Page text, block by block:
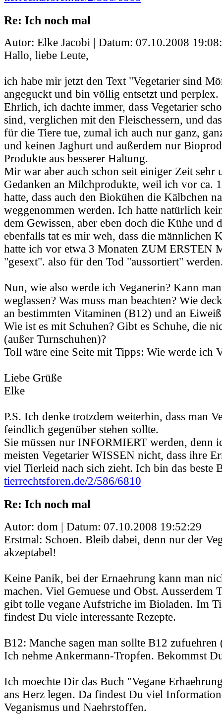
Re: Ich noch mal
Autor: Elke Jacobi | Datum: 07.10.2008
Hallo, liebe Leute,
ich habe mir jetzt den Text "Vegetarier sind
angeguckt und bin völlig entsetzt und perplex.
Ehrlich, ich dachte immer, dass Vegetarier
sind, verglichen mit den Fleischessern, und
für die Tiere tue, zumal ich auch nur ganz,
und keinen Jaghurt und außerdem nur
Produkte aus besserer Haltung.
Mir war aber auch schon seit einiger Zeit sehr
Gedanken an Milchprodukte, weil ich vor ca.
hatte, dass auch den Biokühen die Kälbchen
weggenommen werden. Ich hatte natürlich
dem Gewissen, aber eben doch die Kühe und
ebenfalls tat es mir weh, dass die männlichen
hatte ich vor etwa 3 Monaten ZUM ERSTEN
"gesext". also für den Tod "aussortiert"
Nun, wie also werde ich Veganerin? Kann
weglassen? Was muss man beachten? Wie
an bestimmten Vitaminen (B12) und an
Wie ist es mit Schuhen? Gibt es Schuhe, die
(außer Turnschuhen)?
Toll wäre eine Seite mit Tipps: Wie werde ich
Liebe Grüße
Elke
P.S. Ich denke trotzdem weiterhin, dass man
feindlich gegenüber stehen sollte.
Sie müssen nur INFORMIERT werden, denn
meisten Vegetarier WISSEN nicht, dass ihre
viel Tierleid nach sich zieht. Ich bin das beste
tierrechtsforen.de/2/586/6810
Re: Ich noch mal
Autor: dom | Datum: 07.10.2008 19:52:29
Erstmal: Schoen. Bleib dabei, denn nur der
akzeptabel!
Keine Panik, bei der Ernaehrung kann man
machen. Viel Gemuese und Obst. Ausserdem
gibt tolle vegane Aufstriche im Bioladen. Im
findest Du viele interessante Rezepte.
B12: Manche sagen man sollte B12 zufuehren
Ich nehme Ankermann-Tropfen. Bekommst
Ich moechte Dir das Buch "Vegane
ans Herz legen. Da findest Du viel
Veganismus und Naehrstoffen.